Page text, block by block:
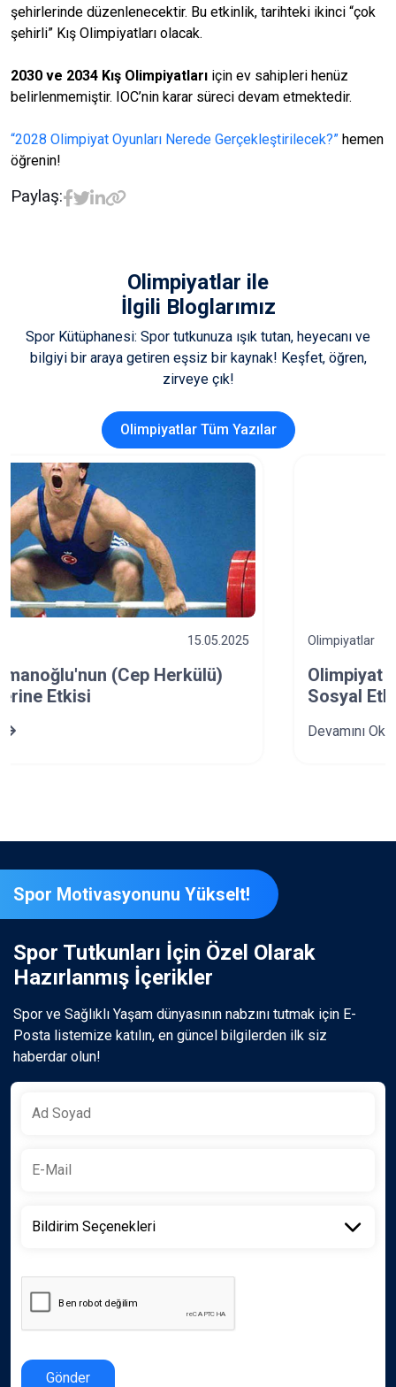
şehirlerinde düzenlenecektir. Bu etkinlik, tarihteki ikinci “çok
şehirli” Kış Olimpiyatları olacak.
2030 ve 2034 Kış Olimpiyatları için ev sahipleri henüz
belirlenmemiştir. IOC’nin karar süreci devam etmektedir.
“2028 Olimpiyat Oyunları Nerede Gerçekleştirilecek?” hemen
öğrenin!
Paylaş:
Olimpiyatlar ile
İlgili Bloglarımız
Spor Kütüphanesi: Spor tutkunuza ışık tutan, heyecanı ve
bilgiyi bir araya getiren eşsiz bir kaynak! Keşfet, öğren,
zirveye çık!
Olimpiyatlar Tüm Yazılar
13.08.2024
Olimpiyat Oyunlarının Ekonomik ve
Sosyal Etkileri
Spor Motivasyonunu Yükselt!
Spor Tutkunları İçin Özel Olarak
Hazırlanmış İçerikler
Spor ve Sağlıklı Yaşam dünyasının nabzını tutmak için E-
Posta listemize katılın, en güncel bilgilerden ilk siz
haberdar olun!
Gönder